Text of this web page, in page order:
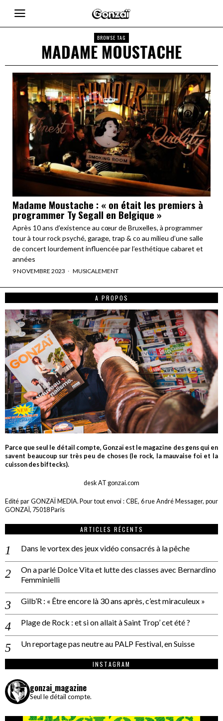
BROWSE TAG
MADAME MOUSTACHE
Madame Moustache : « on était les premiers à
programmer Ty Segall en Belgique »
Après 10 ans d’existence au cœur de Bruxelles, à programmer
tour à tour rock psyché, garage, trap & co au milieu d’une salle
de concert lourdement influencée par l’esthétique cabaret et
années
9 NOVEMBRE 2023 MUSICALEMENT
A PROPOS
Parce que seul le détail compte, Gonzaï est le magazine des gens qui en
savent beaucoup sur très peu de choses (le rock, la mauvaise foi et la
cuisson des biftecks).
desk AT gonzai.com
Edité par GONZAÏ MEDIA. Pour tout envoi : CBE, 6 rue André Messager, pour
GONZAÏ, 75018 Paris
ARTICLES RÉCENTS
Dans le vortex des jeux vidéo consacrés à la pêche
On a parlé Dolce Vita et lutte des classes avec Bernardino
Femminielli
Gilb’R : « Être encore là 30 ans après, c’est miraculeux »
Plage de Rock : et si on allait à Saint Trop’ cet été ?
Un reportage pas neutre au PALP Festival, en Suisse
INSTAGRAM
gonzai_magazine
Seul le détail compte.